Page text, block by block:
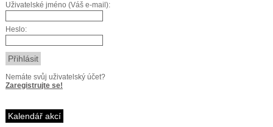
Uživatelské jméno (Váš e-mail):
Heslo:
Nemáte svůj uživatelský účet?
Zaregistrujte se!
Kalendář akcí